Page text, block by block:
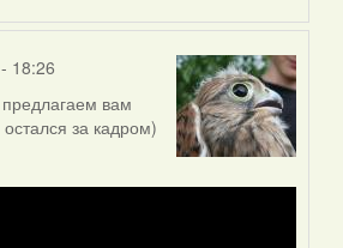
18:26
вам
за кадром)